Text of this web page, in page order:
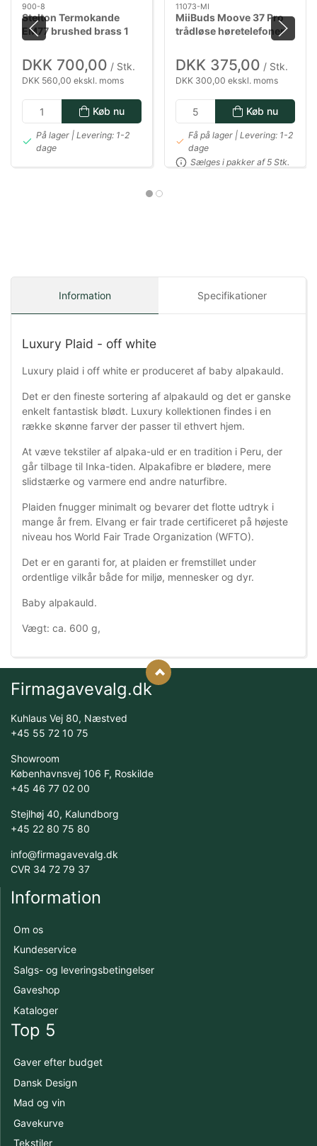
900-8
Stelton Termokande
EM77 brushed brass 1
liter
DKK 700,00 / Stk.
DKK 560,00 ekskl. moms
Køb nu
På lager | Levering: 1-2
dage
11073-MI
MiiBuds Moove 37 Pro
trådløse høretelefoner
DKK 375,00 / Stk.
DKK 300,00 ekskl. moms
Køb nu
Få på lager | Levering: 1-2
dage
Sælges i pakker af 5 Stk.
Information Specifikationer
Luxury Plaid - off white
Luxury plaid i off white er produceret af baby alpakauld.
Det er den fineste sortering af alpakauld og det er ganske
enkelt fantastisk blødt. Luxury kollektionen findes i en
række skønne farver der passer til ethvert hjem.
At væve tekstiler af alpaka-uld er en tradition i Peru, der
går tilbage til Inka-tiden. Alpakafibre er blødere, mere
slidstærke og varmere end andre naturfibre.
Plaiden fnugger minimalt og bevarer det flotte udtryk i
mange år frem. Elvang er fair trade certificeret på højeste
niveau hos World Fair Trade Organization (WFTO).
Det er en garanti for, at plaiden er fremstillet under
ordentlige vilkår både for miljø, mennesker og dyr.
Baby alpakauld.
Vægt: ca. 600 g,
Firmagavevalg.dk
Kuhlaus Vej 80, Næstved
+45 55 72 10 75
Showroom
Københavnsvej 106 F, Roskilde
+45 46 77 02 00
Stejlhøj 40, Kalundborg
+45 22 80 75 80
info@firmagavevalg.dk
CVR 34 72 79 37
Information
Om os
Kundeservice
Salgs- og leveringsbetingelser
Gaveshop
Kataloger
Top 5
Gaver efter budget
Dansk Design
Mad og vin
Gavekurve
Tekstiler